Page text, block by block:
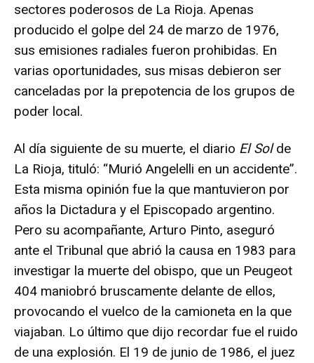
sectores poderosos de La Rioja. Apenas
producido el golpe del 24 de marzo de 1976,
sus emisiones radiales fueron prohibidas. En
varias oportunidades, sus misas debieron ser
canceladas por la prepotencia de los grupos de
poder local.
Al día siguiente de su muerte, el diario El Solde
La Rioja, tituló: “Murió Angelelli en un accidente”.
Esta misma opinión fue la que mantuvieron por
años la Dictadura y el Episcopado argentino.
Pero su acompañante, Arturo Pinto, aseguró
ante el Tribunal que abrió la causa en 1983 para
investigar la muerte del obispo, que un Peugeot
404 maniobró bruscamente delante de ellos,
provocando el vuelco de la camioneta en la que
viajaban. Lo último que dijo recordar fue el ruido
de una explosión. El 19 de junio de 1986, el juez